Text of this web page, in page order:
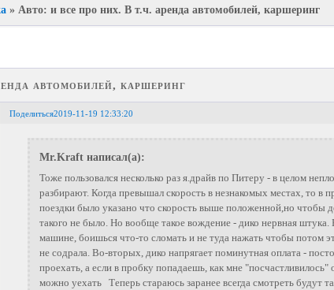
» Авто: и все про них. В т.ч. аренда автомобилей, каршеринг
автомобилей, каршеринг
Поделиться2019-11-19 12:33:20
Mr.Kraft написал(а):
Тоже пользовался несколько раз я.драйв по Питеру - в целом
разбирают. Когда превышал скорость в незнакомых местах, то в
поездки было указано что скорость выше положенной,но чтобы
такого не было. Но вообще такое вождение - дико нервная
машине, боишься что-то сломать и не туда нажать чтобы потом
не содрала. Во-вторых, дико напрягает поминутная оплата -
проехать, а если в пробку попадаешь, как мне
можно уехать Теперь стараюсь заранее всегда смотреть будут